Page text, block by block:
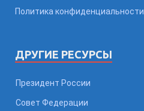
Политика конфиденциальности
ДРУГИЕ РЕСУРСЫ
Президент России
Совет Федерации